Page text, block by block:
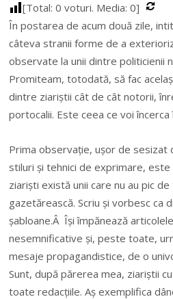
[Total:0 voturi. Media:0]
În postarea de acum două zile,
câteva stranii forme de a
observate la unii dintre politicienii
Promiteam, totodată, să fac
dintre ziariștii cât de cât notorii,
portocalii. Este ceea ce voi încerca
Prima observație, ușor de sesizat
stiluri și tehnici de exprimare,
ziariști există unii care nu au pic
gazetărească. Scriu și vorbesc ca
șabloane.Â Își împănează
nesemnificative și, peste toate,
mesaje propagandistice, de o
Sunt, după părerea mea, ziariștii
toate redacțiile. Aș exemplifica